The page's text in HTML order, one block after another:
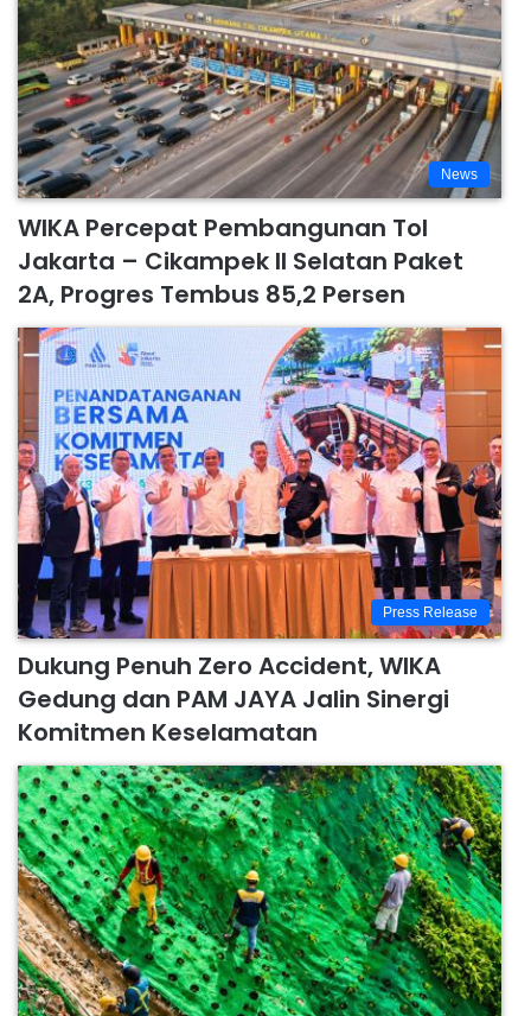
News
WIKA Percepat Pembangunan Tol
Jakarta – Cikampek II Selatan Paket
2A, Progres Tembus 85,2 Persen
Press Release
Dukung Penuh Zero Accident, WIKA
Gedung dan PAM JAYA Jalin Sinergi
Komitmen Keselamatan